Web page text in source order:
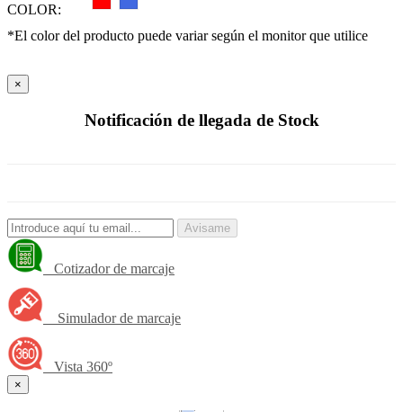
COLOR:
*El color del producto puede variar según el monitor que utilice
×
Notificación de llegada de Stock
Avisame
Cotizador de marcaje
Simulador de marcaje
Vista 360º
×